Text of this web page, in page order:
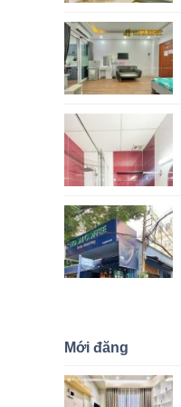
Mới đăng